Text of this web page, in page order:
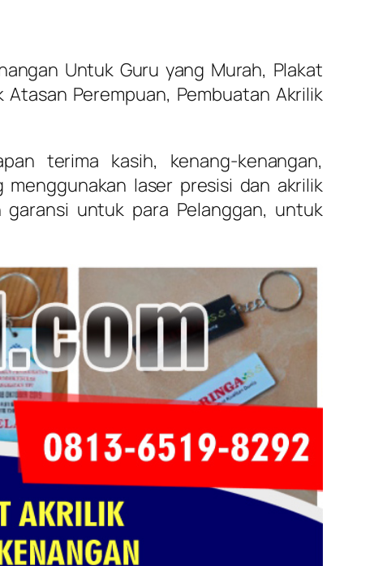
Untuk Guru yang Murah, Plakat
Perempuan, Pembuatan Akrilik
terima kasih, kenang-kenangan,
menggunakan laser presisi dan akrilik
garansi untuk para Pelanggan, untuk